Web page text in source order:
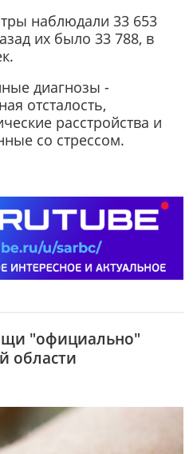
наблюдали 33 653
их было 33 788, в
диагнозы -
отсталость,
расстройства и
со стрессом.
"официально"
области